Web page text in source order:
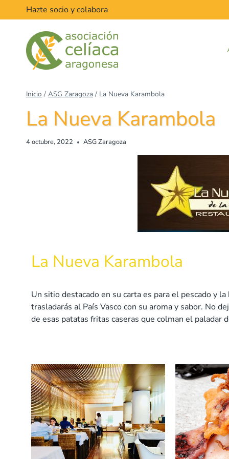
Hazte socio y colabora
Inicio / ASG Zaragoza / La Nueva Karambola
La Nueva Karambola
4 octubre, 2022 ASG Zaragoza
La Nueva Karambola
Un sitio destacado en su carta es para el pescado y
trasladarás al País Vasco con su aroma y sabor. No
de esas patatas fritas caseras que colman el paladar